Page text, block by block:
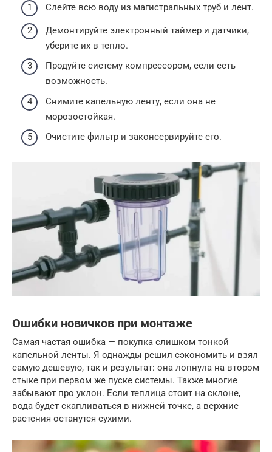
Слейте всю воду из магистральных труб и лент.
Демонтируйте электронный таймер и датчики,
уберите их в тепло.
Продуйте систему компрессором, если есть
возможность.
Снимите капельную ленту, если она не
морозостойкая.
Очистите фильтр и законсервируйте его.
Ошибки новичков при монтаже
Самая частая ошибка — покупка слишком тонкой
капельной ленты. Я однажды решил сэкономить и взял
самую дешевую, так и результат: она лопнула на втором
стыке при первом же пуске системы. Также многие
забывают про уклон. Если теплица стоит на склоне,
вода будет скапливаться в нижней точке, а верхние
растения останутся сухими.